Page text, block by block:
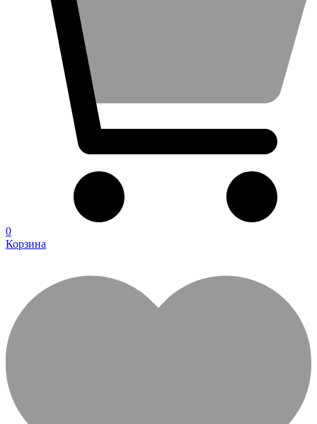
0
Корзина